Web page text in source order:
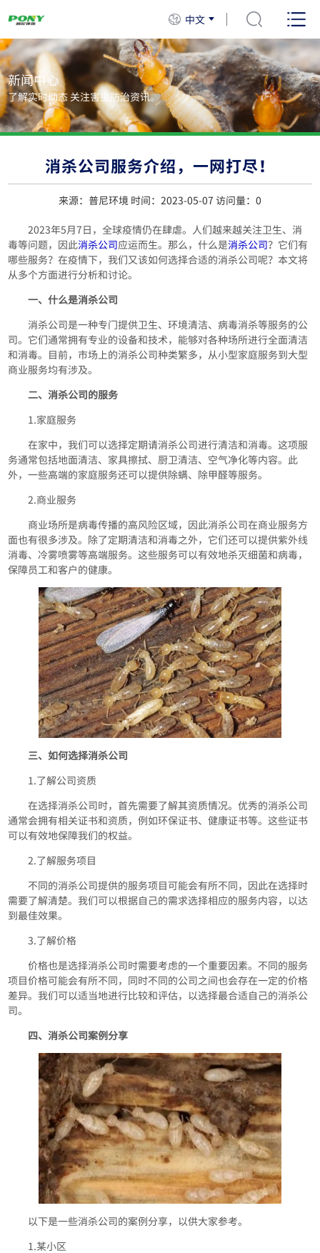
中文
新闻中心
了解实时动态 关注害虫防治资讯。
消杀公司服务介绍，一网打尽！
来源：普尼环境 时间：2023-05-07 访问量： 0
2023年5月7日，全球疫情仍在肆虐。人们越来越关注卫生、消
毒等问题，因此消杀公司应运而生。那么，什么是消杀公司？它们有
哪些服务？在疫情下，我们又该如何选择合适的消杀公司呢？本文将
从多个方面进行分析和讨论。
一、什么是消杀公司
消杀公司是一种专门提供卫生、环境清洁、病毒消杀等服务的公
司。它们通常拥有专业的设备和技术，能够对各种场所进行全面清洁
和消毒。目前，市场上的消杀公司种类繁多，从小型家庭服务到大型
商业服务均有涉及。
二、消杀公司的服务
1.家庭服务
在家中，我们可以选择定期请消杀公司进行清洁和消毒。这项服
务通常包括地面清洁、家具擦拭、厨卫清洁、空气净化等内容。此
外，一些高端的家庭服务还可以提供除螨、除甲醛等服务。
2.商业服务
商业场所是病毒传播的高风险区域，因此消杀公司在商业服务方
面也有很多涉及。除了定期清洁和消毒之外，它们还可以提供紫外线
消毒、冷雾喷雾等高端服务。这些服务可以有效地杀灭细菌和病毒，
保障员工和客户的健康。
三、如何选择消杀公司
1.了解公司资质
在选择消杀公司时，首先需要了解其资质情况。优秀的消杀公司
通常会拥有相关证书和资质，例如环保证书、健康证书等。这些证书
可以有效地保障我们的权益。
2.了解服务项目
不同的消杀公司提供的服务项目可能会有所不同，因此在选择时
需要了解清楚。我们可以根据自己的需求选择相应的服务内容，以达
到最佳效果。
3.了解价格
价格也是选择消杀公司时需要考虑的一个重要因素。不同的服务
项目价格可能会有所不同，同时不同的公司之间也会存在一定的价格
差异。我们可以适当地进行比较和评估，以选择最合适自己的消杀公
司。
四、消杀公司案例分享
以下是一些消杀公司的案例分享，以供大家参考。
1.某小区